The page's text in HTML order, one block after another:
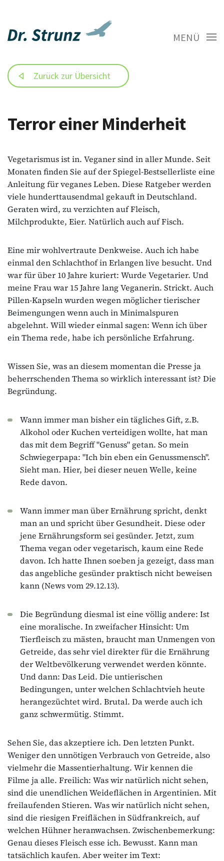
MENÜ
Zurück zur Übersicht
Terror einer Minderheit
Vegetarismus ist in. Veganer sind in aller Munde. Seit
Monaten finden Sie auf der Spiegel-Bestsellerliste eine
Anleitung für veganes Leben. Diese Ratgeber werden
viele hunderttausendmal gekauft in Deutschland.
Geraten wird, zu verzichten auf Fleisch,
Milchprodukte, Eier. Natürlich auch auf Fisch.
Eine mir wohlvertraute Denkweise. Auch ich habe
einmal den Schlachthof in Erlangen live besucht. Und
war für über 10 Jahre kuriert: Wurde Vegetarier. Und
meine Frau war 15 Jahre lang Veganerin. Strickt. Auch
Pillen-Kapseln wurden wegen möglicher tierischer
Beimengungen wenn auch in Minimalspuren
abgelehnt. Will wieder einmal sagen: Wenn ich über
ein Thema rede, habe ich persönliche Erfahrung.
Wissen Sie, was an diesem momentan die Presse ja
beherrschenden Thema so wirklich interessant ist? Die
Begründung.
Wann immer man bisher ein tägliches Gift, z.B.
Alkohol oder Kuchen verteidigen wollte, hat man
das mit dem Begriff "Genuss" getan. So mein
Schwiegerpapa: "Ich bin eben ein Genussmensch".
Sieht man. Hier, bei dieser neuen Welle, keine
Rede davon.
Wann immer man über Ernährung spricht, denkt
man an und spricht über Gesundheit. Diese oder
jene Ernährungsform sei gesünder. Jetzt, zum
Thema vegan oder vegetarisch, kaum eine Rede
davon. Ich hatte Ihnen soeben ja gezeigt, dass man
das angebliche gesünder praktisch nicht beweisen
kann (News vom 29.12.13).
Die Begründung diesmal ist eine völlig andere: Ist
eine moralische. In zweifacher Hinsicht: Um
Tierfleisch zu mästen, braucht man Unmengen von
Getreide, das sehr viel direkter für die Ernährung
der Weltbevölkerung verwendet werden könnte.
Und dann: Das Leid. Die untierischen
Bedingungen, unter welchen Schlachtvieh heute
herangezüchtet wird. Brutal. Da werde auch ich
ganz schwermütig. Stimmt.
Sehen Sie, das akzeptiere ich. Den letzten Punkt.
Weniger den unnötigen Verbrauch von Getreide, also
vielmehr die Massentierhaltung. Wir kennen die
Filme ja alle. Freilich: Was wir natürlich nicht sehen,
sind die unendlichen Weideflächen in Argentinien. Mit
freilaufenden Stieren. Was wir natürlich nicht sehen,
sind die riesigen Freiflächen in Südfrankreich, auf
welchen Hühner heranwachsen. Zwischenbemerkung:
Genau dieses Fleisch esse ich. Bewusst. Kann man
tatsächlich kaufen. Aber weiter im Text: